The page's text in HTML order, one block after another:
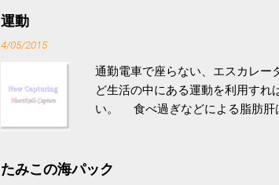
運動
4/05/2015
通勤電車で座らない、エスカレー
ど生活の中にある運動を利用す
い。 食べ過ぎなどによる脂肪肝
ル性脂肪性肝疾患。体重は減ら
続けることが有用」としている
たみこの海パック